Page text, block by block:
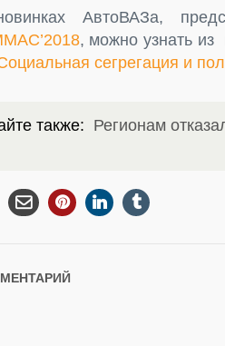
АвтоВАЗа,
, можно узнать
сегрегация и
также: Регионам